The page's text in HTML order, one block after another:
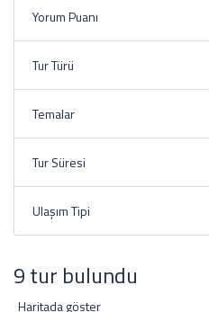
Yorum Puanı
Tur Türü
Temalar
Tur Süresi
Ulaşım Tipi
9 tur bulundu
Haritada göster